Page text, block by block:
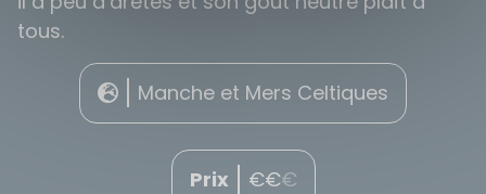
tous.
Manche et Mers Celtiques
Prix €€€